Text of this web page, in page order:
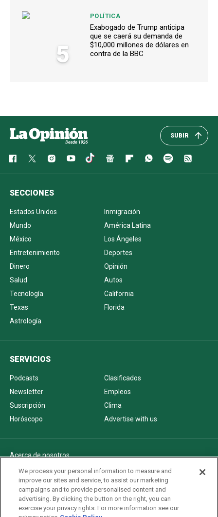
5
POLÍTICA
Exabogado de Trump anticipa
que se caerá su demanda de
$10,000 millones de dólares en
contra de la BBC
SUBIR
SECCIONES
Estados Unidos
Inmigración
Mundo
América Latina
México
Los Ángeles
Entretenimiento
Deportes
Dinero
Opinión
Salud
Autos
Tecnología
California
Texas
Florida
Astrología
SERVICIOS
Podcasts
Clasificados
Newsletter
Empleos
Suscripción
Clima
Horóscopo
Advertise with us
Acerca de nosotros
Politica de privacidad
Pautas Editoriales
AdChoices
Advertise with us
We process your personal information to measure and
improve our sites and service, to assist our marketing
campaigns and to provide personalised content and
advertising. By clicking the button on the right, you can
exercise your privacy rights. For more information see our